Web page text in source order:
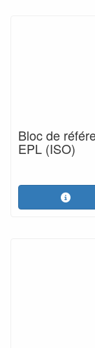
Bloc de
EPL (ISO)